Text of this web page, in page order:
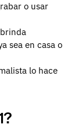
o usar
sea en casa o
lo hace